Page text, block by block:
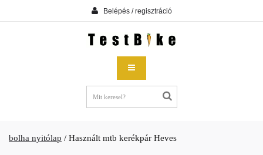
Belépés / regisztráció
bolha nyitólap / Használt mtb kerékpár Heves